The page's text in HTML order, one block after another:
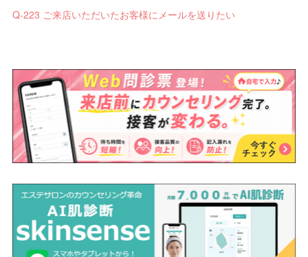
Q-223 ご来店いただいたお客様にメールを送りたい